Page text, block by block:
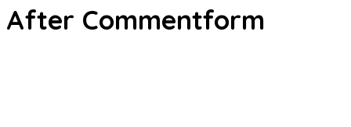
After Commentform